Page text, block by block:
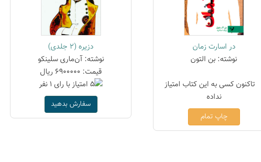
در اسارت زمان
نوشته: بن التون
چاپ تمام
دزیره (2 جلدی)
نوشته: آن‌ماری سلینکو
قیمت: 6900000 ریال
سفارش بدهید